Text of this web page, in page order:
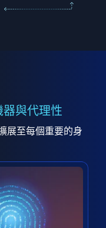
器與代理性
展至每個重要的身